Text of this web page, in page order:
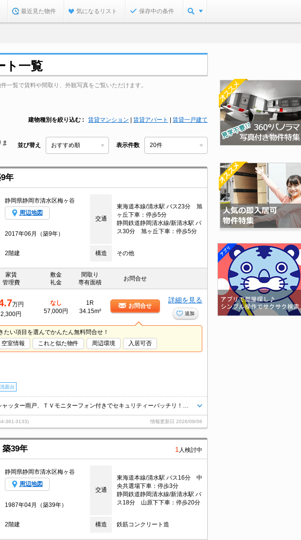
最近見た物件 気になるリスト 保存中の条件
ト一覧
一覧で賃料や間取り、外観写真をご覧いただけます。
建物種別を絞り込む 賃貸マンション 賃貸アパート 賃貸一戸建て
並び替え 表示件数
年
静岡県静岡市清水区梅ヶ谷
周辺地図
交通
東海道本線/清水駅 バス23分 旭
ヶ丘下車：停歩5分
静岡鉄道静岡清水線/新清水駅 バ
ス30分 旭ヶ丘下車：停歩5分
2017年06月（築9年）
2階建 構造 その他
家賃
管理費
敷金
礼金
間取り
専有面積
お問合せ
万円
2,300円
なし
57,000円
1R
34.15m²
お問合せ
詳細を見る
追加
たい項目を選んでかんたん無料問合せ！
空室情報 これと似た物件 周辺環境 入居可否
面台
361-3133) 情報更新日 2026/08/06
39年 1 人検討中
静岡県静岡市清水区梅ヶ谷
周辺地図
交通
東海道本線/清水駅 バス16分 中
央共選場下車：停歩3分
静岡鉄道静岡清水線/新清水駅 バ
ス18分 山原下下車：停歩20分
1987年04月（築39年）
2階建 構造 鉄筋コンクリート造